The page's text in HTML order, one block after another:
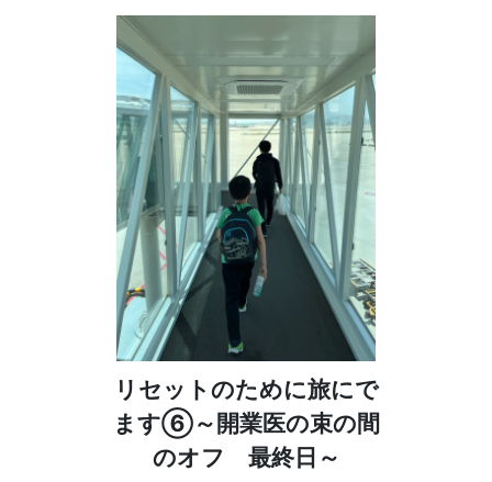
リセットのために旅にで
ます⑥～開業医の束の間
のオフ 最終日～